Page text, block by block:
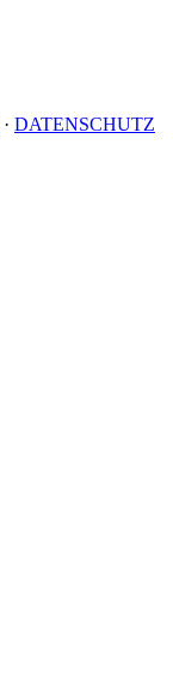
· DATENSCHUTZ